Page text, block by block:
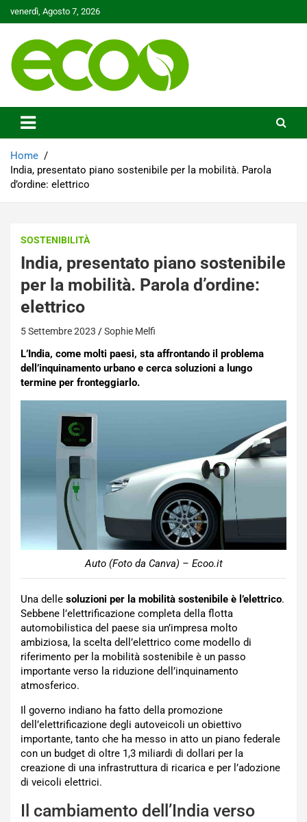
to
venerdì, Agosto 7, 2026
Ecoo.it
Home
India, presentato piano sostenibile per la mobilità. Parola
d’ordine: elettrico
SOSTENIBILITÀ
India, presentato piano sostenibile
per la mobilità. Parola d’ordine:
elettrico
5 Settembre 2023 Sophie Melfi
L’India, come molti paesi, sta affrontando il problema
dell’inquinamento urbano e cerca soluzioni a lungo
termine per fronteggiarlo.
Auto (Foto da Canva) – Ecoo.it
Una delle soluzioni per la mobilità sostenibile è l’elettrico.
Sebbene l’elettrificazione completa della flotta
automobilistica del paese sia un’impresa molto
ambiziosa, la scelta dell’elettrico come modello di
riferimento per la mobilità sostenibile è un passo
importante verso la riduzione dell’inquinamento
atmosferico.
Il governo indiano ha fatto della promozione
dell’elettrificazione degli autoveicoli un obiettivo
importante, tanto che ha messo in atto un piano federale
con un budget di oltre 1,3 miliardi di dollari per la
creazione di una infrastruttura di ricarica e per l’adozione
di veicoli elettrici.
Il cambiamento dell’India verso